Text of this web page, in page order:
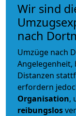
Wir sind
nach
Umzüge nach
Angelegenheit,
Distanzen
erfordern
Organisation,
reibungslos